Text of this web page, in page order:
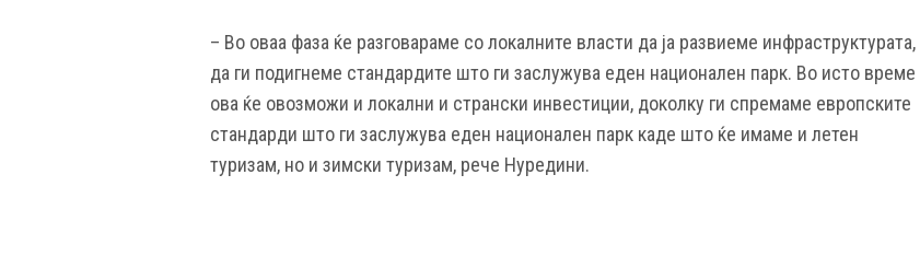
– Во оваа фаза ќе разговараме со локалните власти да ја развиеме инфраструктурата,
да ги подигнеме стандардите што ги заслужува еден национален парк. Во исто време
ова ќе овозможи и локални и странски инвестиции, доколку ги спремаме европските
стандарди што ги заслужува еден национален парк каде што ќе имаме и летен
туризам, но и зимски туризам, рече Нуредини.